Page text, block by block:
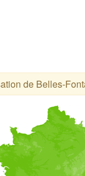
de Belles-